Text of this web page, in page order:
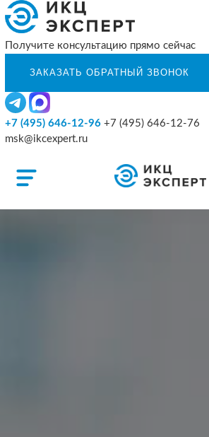
Получите консультацию прямо сейчас
+7 (495) 646-12-96 +7 (495) 646-12-76
msk@ikcexpert.ru